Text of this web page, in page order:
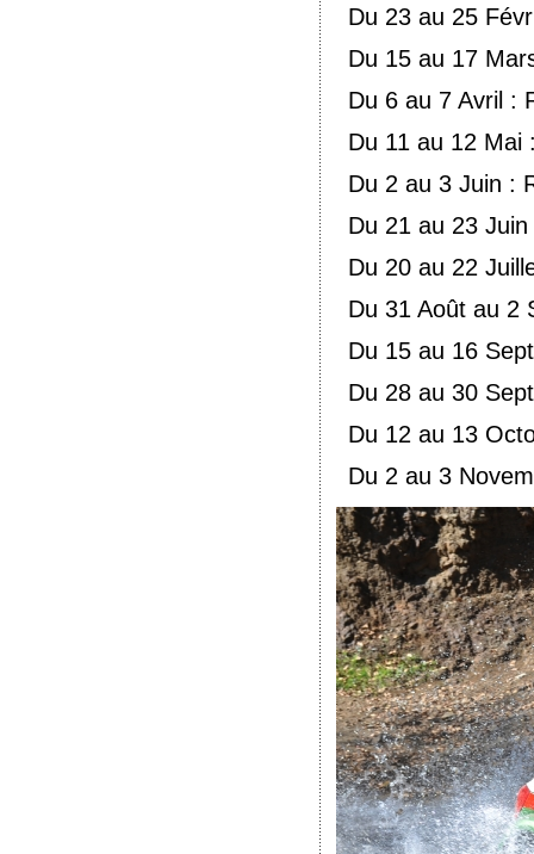
Du 23 au 25
Du 15 au 17
Du 6 au 7 Avril :
Du 11 au 12 Mai
Du 2 au 3 Juin :
Du 21 au 23 Juin
Du 20 au 22
Du 31 Août au 2
Du 15 au 16
Du 28 au 30
Du 12 au 13
Du 2 au 3